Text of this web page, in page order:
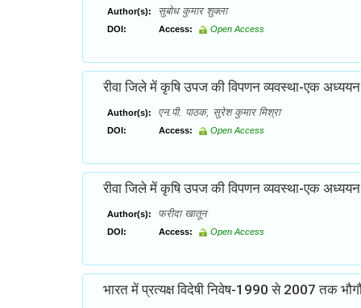
Author(s): सुबोध कुमार शुक्ला
DOI: Access: Open Access
रीवा जिले में कृषि उपज की विपणन व्यवस्था-एक अध्ययन
Author(s): एन.पी. पाठक, सुरेश कुमार मिश्रा
DOI: Access: Open Access
रीवा जिले में कृषि उपज की विपणन व्यवस्था-एक अध्ययन
Author(s): फरीदा खातून
DOI: Access: Open Access
भारत में प्रत्यक्ष विदेषी निवेष-1990 से 2007 तक